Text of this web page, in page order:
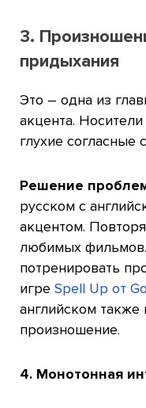
3.
придыхания
Это – одна из
акцента.
глухие согласные
Решение
русском с
акцентом.
любимых
потренировать
игре Spell Up от
английском
произношение.
4. Монотонная